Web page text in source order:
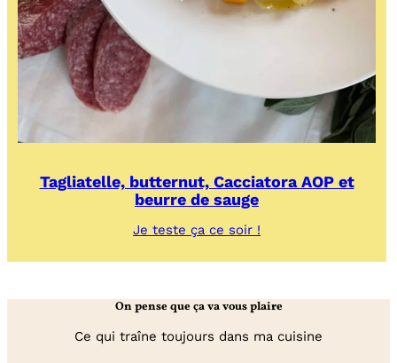
Tagliatelle, butternut, Cacciatora AOP et
beurre de sauge
Je teste ça ce soir !
butternut,
et
de
On pense que ça va vous plaire
Ce qui traîne toujours dans ma cuisine